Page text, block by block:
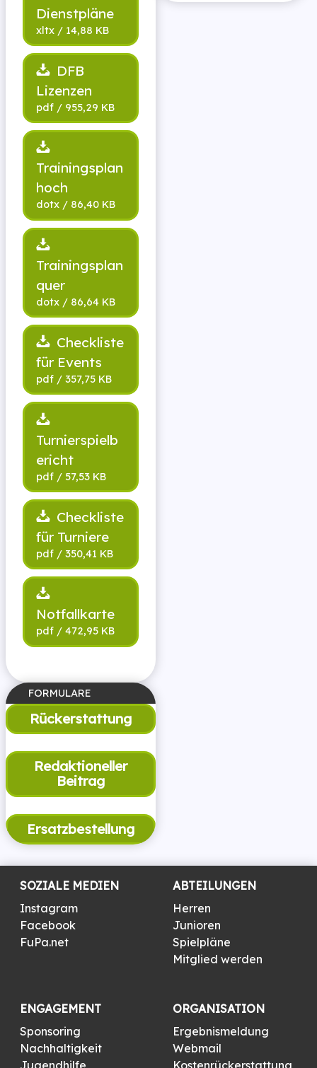
Dienstpläne
DFB
Lizenzen
Trainingsplan
hoch
Trainingsplan
quer
Checkliste
für Events
Turnierspielb
ericht
Checkliste
für Turniere
Notfallkarte
Rückerstattung
Redaktioneller
Beitrag
Ersatzbestellung
SOZIALE MEDIEN
Instagram
Facebook
FuPa.net
ABTEILUNGEN
Herren
Junioren
Spielpläne
Mitglied werden
ENGAGEMENT
Sponsoring
Nachhaltigkeit
ORGANISATION
Ergebnismeldung
Webmail